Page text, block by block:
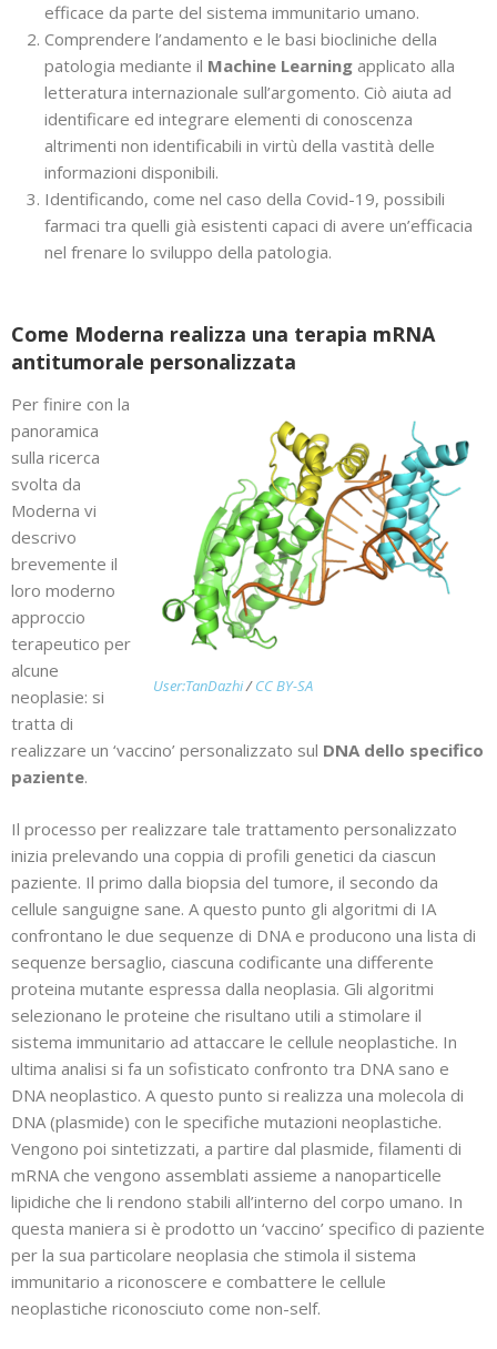
efficace da parte del sistema immunitario umano.
Comprendere l’andamento e le basi biocliniche della
patologia mediante il Machine Learning applicato alla
letteratura internazionale sull’argomento. Ciò aiuta ad
identificare ed integrare elementi di conoscenza
altrimenti non identificabili in virtù della vastità delle
informazioni disponibili.
Identificando, come nel caso della Covid-19, possibili
farmaci tra quelli già esistenti capaci di avere un’efficacia
nel frenare lo sviluppo della patologia.
Come Moderna realizza una terapia mRNA
antitumorale personalizzata
User:TanDazhi/CC BY-SA
Per finire con la
panoramica
sulla ricerca
svolta da
Moderna vi
descrivo
brevemente il
loro moderno
approccio
terapeutico per
alcune
neoplasie: si
tratta di
realizzare un ‘vaccino’ personalizzato sul DNA dello specifico
paziente.
Il processo per realizzare tale trattamento personalizzato
inizia prelevando una coppia di profili genetici da ciascun
paziente. Il primo dalla biopsia del tumore, il secondo da
cellule sanguigne sane. A questo punto gli algoritmi di IA
confrontano le due sequenze di DNA e producono una lista di
sequenze bersaglio, ciascuna codificante una differente
proteina mutante espressa dalla neoplasia. Gli algoritmi
selezionano le proteine che risultano utili a stimolare il
sistema immunitario ad attaccare le cellule neoplastiche. In
ultima analisi si fa un sofisticato confronto tra DNA sano e
DNA neoplastico. A questo punto si realizza una molecola di
DNA (plasmide) con le specifiche mutazioni neoplastiche.
Vengono poi sintetizzati, a partire dal plasmide, filamenti di
mRNA che vengono assemblati assieme a nanoparticelle
lipidiche che li rendono stabili all’interno del corpo umano. In
questa maniera si è prodotto un ‘vaccino’ specifico di paziente
per la sua particolare neoplasia che stimola il sistema
immunitario a riconoscere e combattere le cellule
neoplastiche riconosciuto come non-self.